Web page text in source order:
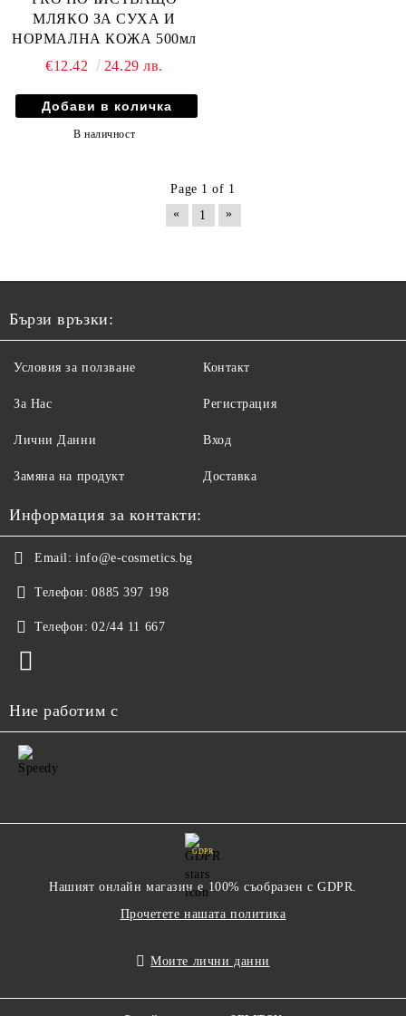
МЛЯКО ЗА СУХА И
НОРМАЛНА КОЖА 500мл
€12.42
24.29 лв.
В наличност
Page 1 of 1
«
1 »
Бързи връзки:
Условия за ползване
За Нас
Лични Данни
Замяна на продукт
Контакт
Регистрация
Вход
Доставка
Информация за контакти:
Email: info@e-cosmetics.bg
Телефон: 0885 397 198
Телефон: 02/44 11 667
Ние работим с
GDPR
Нашият онлайн магазин е 100% съобразен с GDPR.
Прочетете нашата политика
Моите лични данни